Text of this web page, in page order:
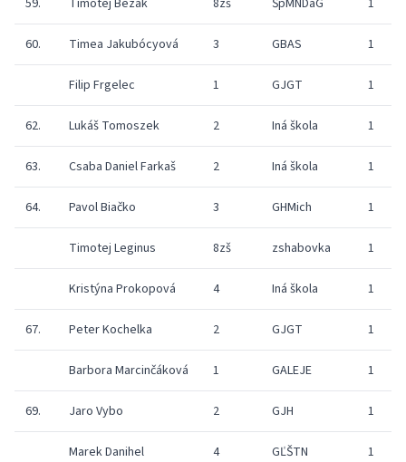
59. Timotej Bezák 8zš ŠpMNDaG 1
60. Timea Jakubócyová 3 GBAS 1
Filip Frgelec 1 GJGT 1
62. Lukáš Tomoszek 2 Iná škola 1
63. Csaba Daniel Farkaš 2 Iná škola 1
64. Pavol Biačko 3 GHMich 1
Timotej Leginus 8zš zshabovka 1
Kristýna Prokopová 4 Iná škola 1
67. Peter Kochelka 2 GJGT 1
Barbora Marcinčáková 1 GALEJE 1
69. Jaro Vybo 2 GJH 1
Marek Danihel 4 GĽŠTN 1